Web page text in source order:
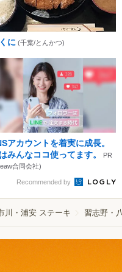
に (千葉/とんかつ)
アカウントを着実に成長。
みんなココ使ってます。
PR
合同会社)
Recommended by
川・浦安 ステーキ 習志野・